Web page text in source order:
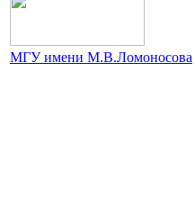
МГУ имени М.В.Ломоносова